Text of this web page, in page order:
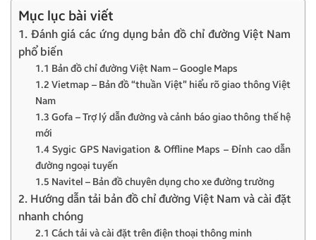
Mục lục bài viết
1. Đánh giá các ứng dụng bản đồ chỉ đường Việt Nam
phổ biến
1.1 Bản đồ chỉ đường Việt Nam – Google Maps
1.2 Vietmap – Bản đồ “thuần Việt” hiểu rõ giao thông Việt
Nam
1.3 Gofa – Trợ lý dẫn đường và cảnh báo giao thông thế hệ
mới
1.4 Sygic GPS Navigation & Offline Maps – Đỉnh cao dẫn
đường ngoại tuyến
1.5 Navitel – Bản đồ chuyên dụng cho xe đường trường
2. Hướng dẫn tải bản đồ chỉ đường Việt Nam và cài đặt
nhanh chóng
2.1 Cách tải và cài đặt trên điện thoại thông minh